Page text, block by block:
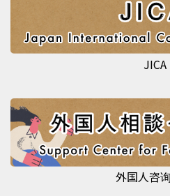
JICA
外国人咨